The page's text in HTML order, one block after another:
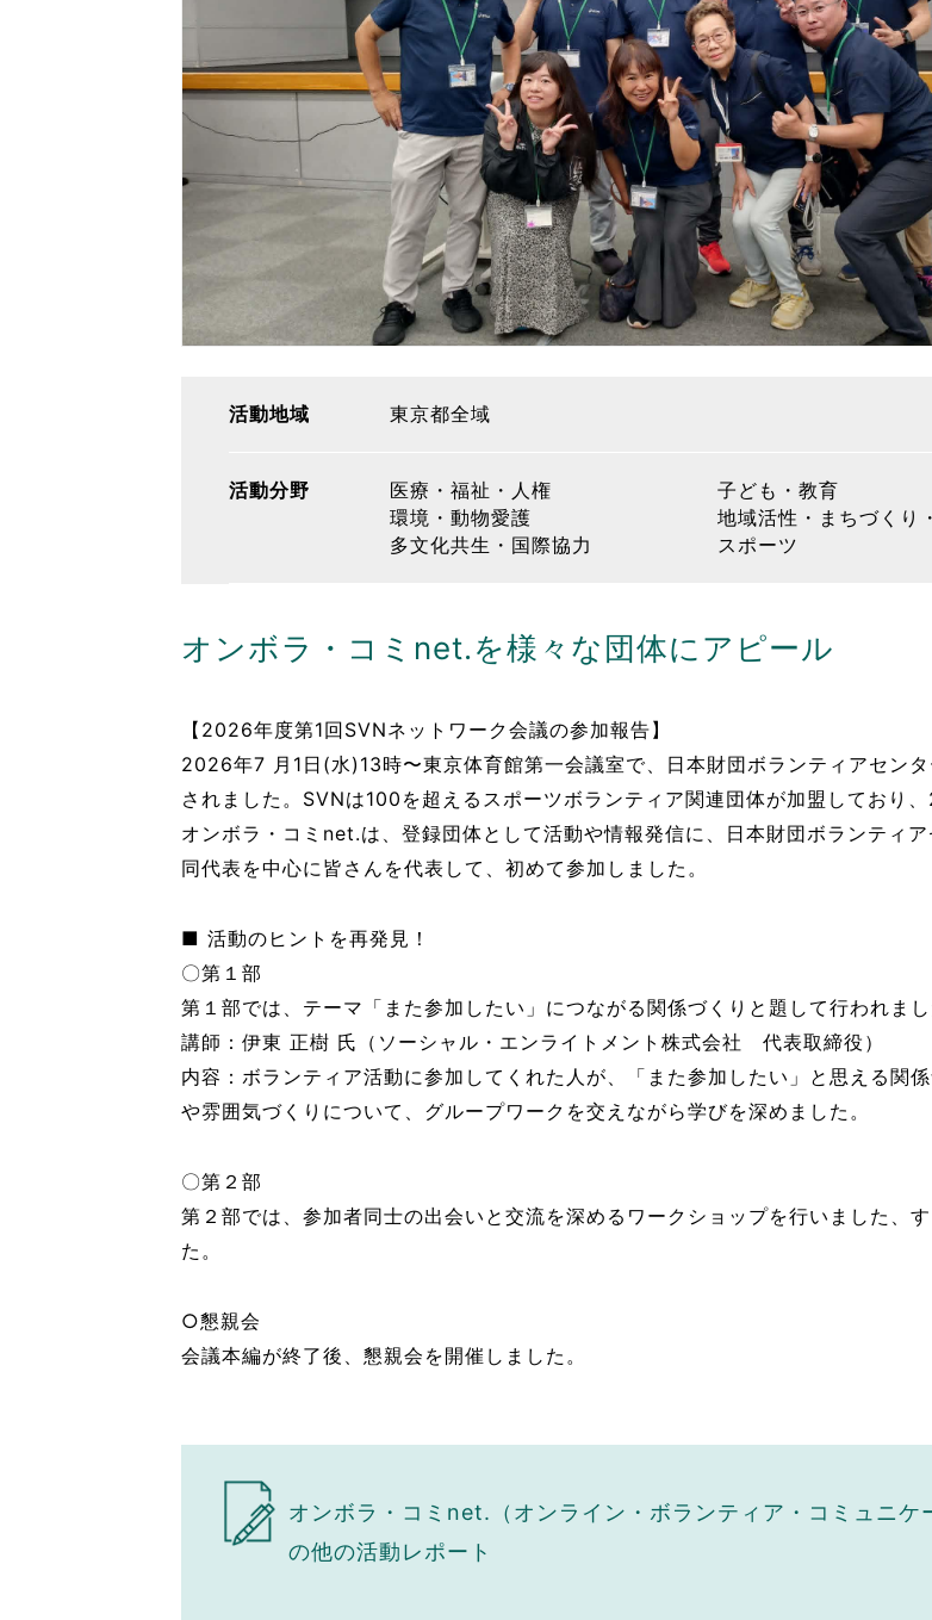
活動地域 東京都全域
活動分野 医療・福祉・人権 子ども・教育
環境・動物愛護
地域活性・まちづくり
多文化共生・国際協力
スポーツ
オンボラ・コミnet.を様々な団体にアピール
【2026年度第1回SVNネットワーク会議の参加報告】
2026年7 月1日(水)13時〜東京体育館第一会議室で、日本財団ボランティアセン
されました。SVNは100を超えるスポーツボランティア関連団体が加盟しており
オンボラ・コミnet.は、登録団体として活動や情報発信に、日本財団ボランティ
同代表を中心に皆さんを代表して、初めて参加しました。
■ 活動のヒントを再発見！
〇第１部
第１部では、テーマ「また参加したい」につながる関係づくりと題して行われまし
講師：伊東 正樹 氏（ソーシャル・エンライトメント株式会社 代表取締役）
内容：ボランティア活動に参加してくれた人が、「また参加したい」と思える関
や雰囲気づくりについて、グループワークを交えながら学びを深めました。
〇第２部
第２部では、参加者同士の出会いと交流を深めるワークショップを行いました、
た。
○懇親会
会議本編が終了後、懇親会を開催しました。
オンボラ・コミnet.（オンライン・ボランティア・コミュニ
の他の活動レポート